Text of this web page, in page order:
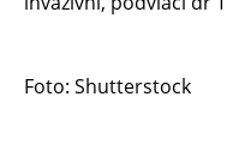
Foto: Shutterstock